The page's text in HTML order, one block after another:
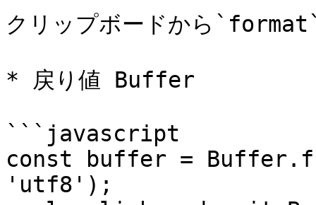
クリップボードから
* 戻り値 Buffer
```javascript
const buffer =
'utf8');